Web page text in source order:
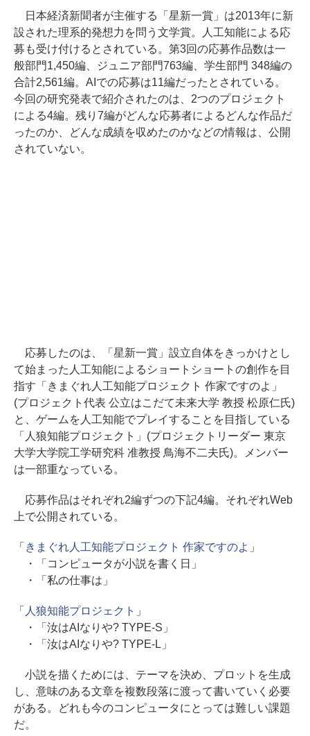
日本経済新聞者が主催する「星新一賞」は2013年に新
設された理系的発想力を問う文学賞。人工知能による応
募も受け付けるとされている。第3回の応募作品数は一
般部門1,450編、ジュニア部門763編、学生部門 348編の
合計2,561編。AIでの応募は11編だったとされている。
今回の研究発表で紹介されたのは、2つのプロジェクト
による4編。残り7編がどんな応募者によるどんな作品だ
ったのか、どんな成績を収めたのかなどの情報は、公開
されていない。
応募したのは、「星新一賞」設立自体をきっかけとし
て始まった人工知能によるショートショートの創作を目
指す「きまぐれ人工知能プロジェクト 作家ですのよ」
(プロジェクト代表 公立はこだて未来大学 教授 松原仁氏)
と、ゲームを人工知能でプレイすることを目指している
「人狼知能プロジェクト」(プロジェクトリーダー 東京
大学大学院工学研究科 准教授 鳥海不二夫氏)。メンバー
は一部重なっている。
応募作品はそれぞれ2編ずつの下記4編。それぞれWeb
上で公開されている。
「 きまぐれ人工知能プロジェクト 作家ですのよ 」
・「コンピュータが小説を書く日」
・「私の仕事は」
「 人狼知能プロジェクト 」
・「汝はAIなりや? TYPE-S」
・「汝はAIなりや? TYPE-L」
小説を描くためには、テーマを決め、プロットを生成
し、意味のある文章を複数段落に渡って書いていく必要
がある。どれも今のコンピュータにとっては難しい課題
だ。